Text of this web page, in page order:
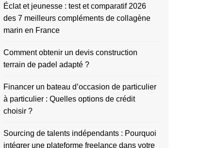
Éclat et jeunesse : test et comparatif 2026
des 7 meilleurs compléments de collagène
marin en France
Comment obtenir un devis construction
terrain de padel adapté ?
Financer un bateau d’occasion de particulier
à particulier : Quelles options de crédit
choisir ?
Sourcing de talents indépendants : Pourquoi
intégrer une plateforme freelance dans votre